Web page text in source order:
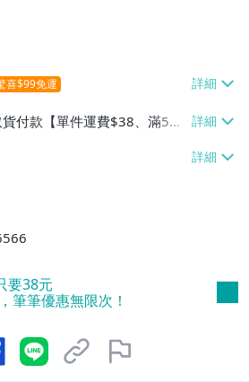
喜$99免運
貨付款【單件運費$38、滿5件
要38元
筆筆優惠無限次！